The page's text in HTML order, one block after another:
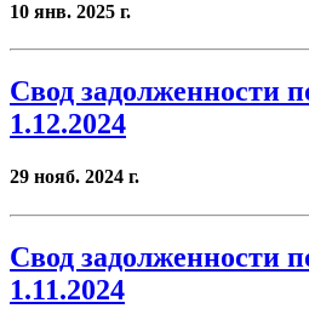
10 янв. 2025 г.
Свод задолженности
1.12.2024
29 нояб. 2024 г.
Свод задолженности
1.11.2024